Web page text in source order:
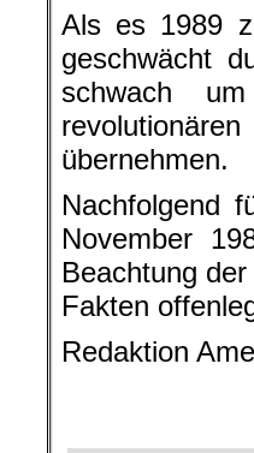
Als es 1989
geschwächt
schwach
übernehmen.
Nachfolgend
November
Beachtung
Fakten
Redaktion